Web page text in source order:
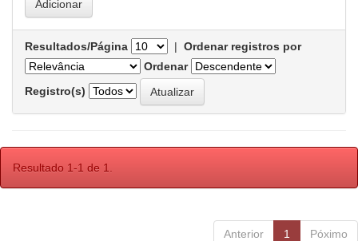
Resultados/Página | Ordenar registros por
Ordenar
Registro(s)
Resultado 1-1 de 1.
Anterior 1 Póximo